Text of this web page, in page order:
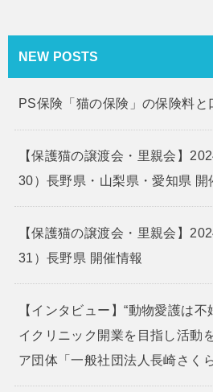
NEW POSTS
PS保険「猫の保険」の保険料と
【保護猫の譲渡会・里親会】
30）長野県・山梨県・愛知県 開
【保護猫の譲渡会・里親会】
31）長野県 開催情報
【インタビュー】“動物愛護は
イクリニック開業を目指し活動
ア団体「一般社団法人長崎さく